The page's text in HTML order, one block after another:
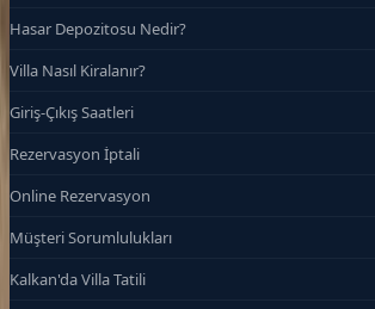
Hasar Depozitosu Nedir?
Villa Nasıl Kiralanır?
Giriş-Çıkış Saatleri
Rezervasyon İptali
Online Rezervasyon
Müşteri Sorumlulukları
Kalkan'da Villa Tatili